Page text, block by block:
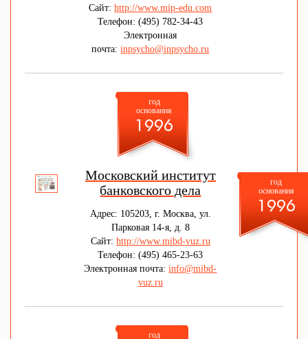
Сайт:http://www.mip-edu.com
Телефон: (495) 782-34-43
Электронная
почта:inpsycho@inpsycho.ru
год
основания
1996
Московский институт
банковского дела
Адрес: 105203, г. Москва, ул.
Парковая 14-я, д. 8
Сайт: http://www.mibd-vuz.ru
Телефон: (495) 465-23-63
Электронная почта:info@mibd-
vuz.ru
год
основания
1996
год